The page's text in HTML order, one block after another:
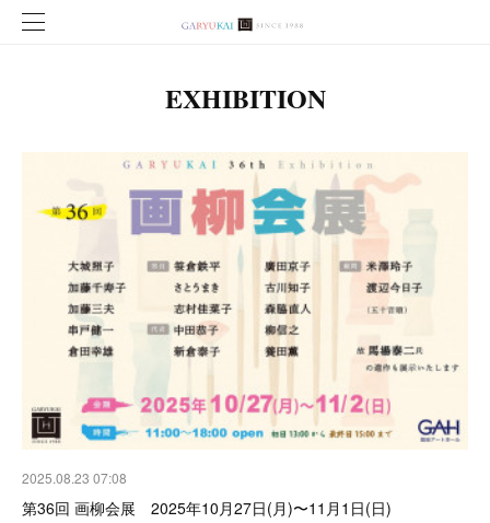
EXHIBITION
2025.08.23 07:08
第36回 画柳会展 2025年10月27日(月)〜11月1日(日)